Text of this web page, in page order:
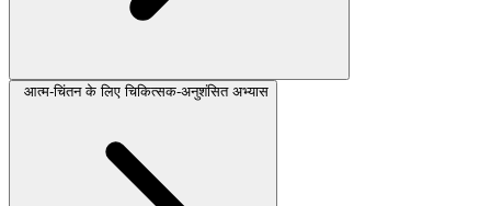
आत्म-चिंतन के लिए चिकित्सक-अनुशंसित अभ्यास